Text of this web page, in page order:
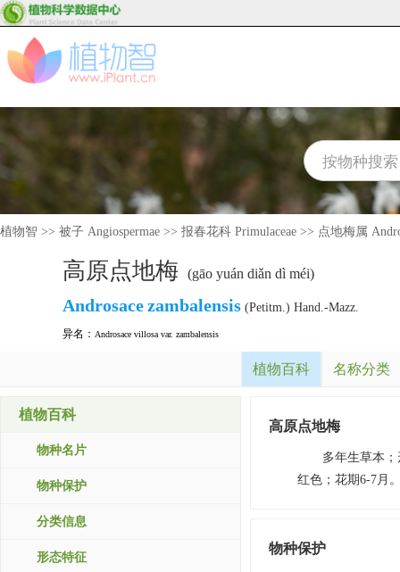
植物智 >> 被子 Angiospermae >> 报春花科 Primulaceae >> 点地梅属
高原点地梅 (gāo yuán diǎn dì méi)
Androsacezambalensis (Petitm.) Hand.-Mazz.
异名： Androsace villosa var. zambalensis
植物百科 名称分类
植物百科
物种名片
物种保护
分类信息
形态特征
高原点地梅
多年生草本
红色；花期6-7月
物种保护